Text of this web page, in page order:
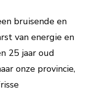
bruisende en
van energie en
25 jaar oud
onze provincie,